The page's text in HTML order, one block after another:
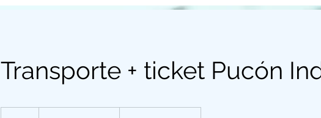
Transporte + ticket Pucón